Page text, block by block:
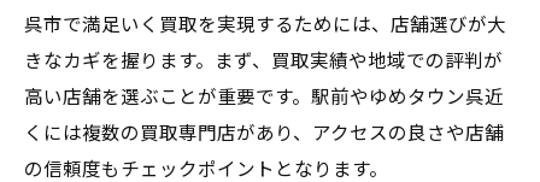
呉市で満足いく買取を実現するためには、店舗選びが大
きなカギを握ります。まず、買取実績や地域での評判が
高い店舗を選ぶことが重要です。駅前やゆめタウン呉近
くには複数の買取専門店があり、アクセスの良さや店舗
の信頼度もチェックポイントとなります。